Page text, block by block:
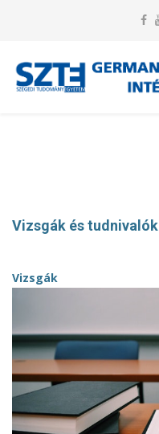
Vizsgák és tudnivalók
Vizsgák